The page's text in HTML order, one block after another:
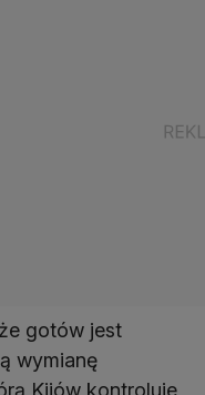
gotów jest
wymianę
Kijów kontroluje